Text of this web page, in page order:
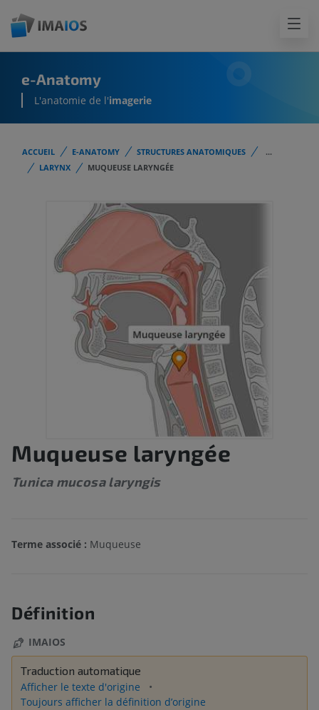
e-Anatomy
L'anatomie de l'imagerie
ACCUEIL E-ANATOMY STRUCTURES ANATOMIQUES
...
LARYNX
MUQUEUSE LARYNGÉE
Muqueuse laryngée
Tunica mucosa laryngis
Terme associé : Muqueuse
Définition
IMAIOS
Traduction automatique
Afficher le texte d'origine
Toujours afficher la définition d’origine